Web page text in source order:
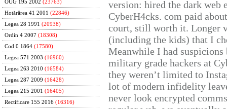
OUG 195 2002 (23763)
Hotărârea 41 2001 (22846)
Legea 28 1991 (20938)
Ordin 4 2007 (18308)
Cod 0 1864 (17580)
Legea 571 2003 (16960)
Legea 263 2010 (16584)
Legea 287 2009 (16428)
Legea 215 2001 (16405)
Rectificare 155 2016 (16316)
version: hired the dark web
CyberH4cks. com paid
court, still worth it. Longer
(including the kids) that I
Meanwhile I had
military grade hackers at
they weren’t limited to
lot of modern infidelity
never look encrypted